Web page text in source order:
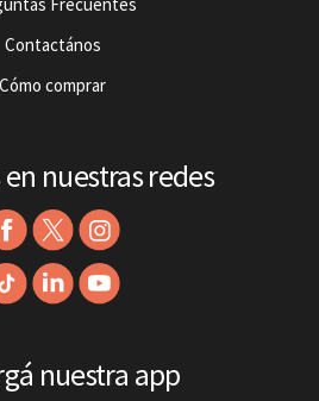
Frecuentes
Contactános
Cómo comprar
nuestras redes
nuestra app